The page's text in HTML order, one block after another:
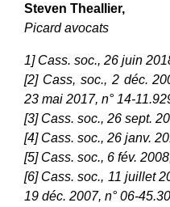
Steven Theallier,
Picard avocats
1] Cass. soc., 26 juin
[2] Cass, soc., 2 déc.
23 mai 2017, n° 14-
[3] Cass. soc., 26 sept.
[4] Cass. soc., 26 janv.
[5] Cass. soc., 6 fév.
[6] Cass. soc., 11 juillet
19 déc. 2007, n° 06-